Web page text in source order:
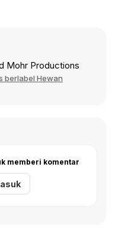
Mohr Productions
berlabel Hewan
memberi komentar